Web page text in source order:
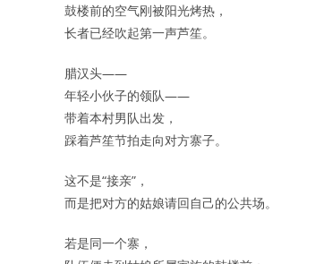
鼓楼前的空气刚被阳光烤热，
长者已经吹起第一声芦笙。
腊汉头——
年轻小伙子的领队——
带着本村男队出发，
踩着芦笙节拍走向对方寨子。
这不是“接亲”，
而是把对方的姑娘请回自己的公共场。
若是同一个寨，